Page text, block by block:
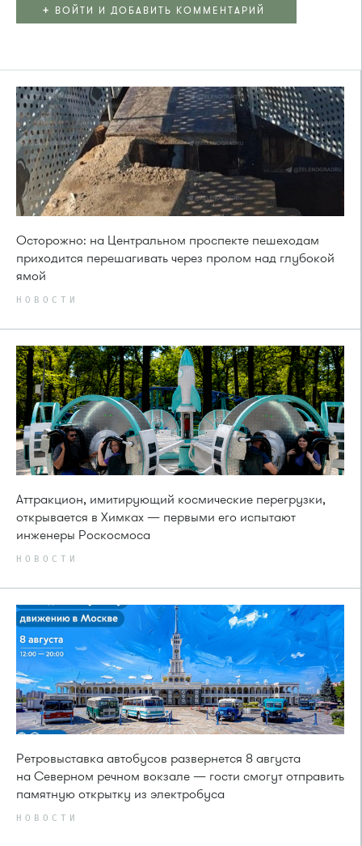
+ ВОЙТИ И ДОБАВИТЬ КОММЕНТАРИЙ
Осторожно: на Центральном проспекте пешеходам
приходится перешагивать через пролом над глубокой
ямой
НОВОСТИ
Аттракцион, имитирующий космические перегрузки,
открывается в Химках — первыми его испытают
инженеры Роскосмоса
НОВОСТИ
Ретровыставка автобусов развернется 8 августа
на Северном речном вокзале — гости смогут отправить
памятную открытку из электробуса
НОВОСТИ